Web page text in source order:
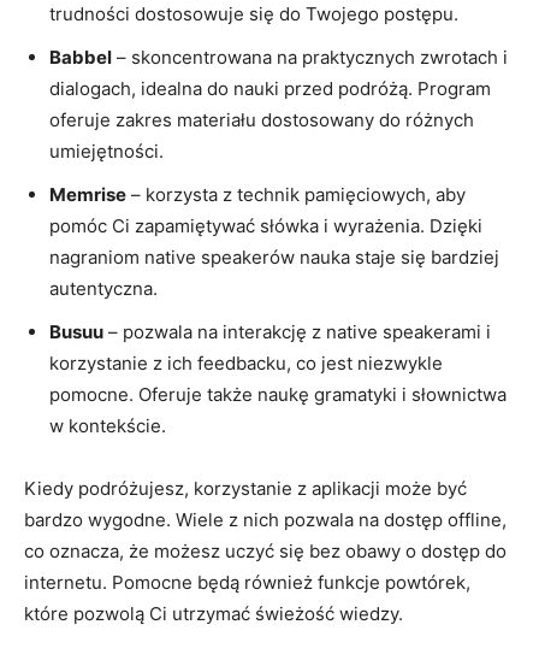
trudności dostosowuje się do Twojego postępu.
Babbel – ​skoncentrowana na praktycznych ⁣zwrotach i
dialogach, ⁢idealna do nauki przed⁢ podróżą. ​Program
oferuje zakres materiału ‌dostosowany ⁤do różnych
umiejętności.
Memrise –⁣ korzysta z technik pamięciowych, aby
pomóc Ci zapamiętywać słówka i wyrażenia.​ Dzięki
nagraniom native⁤ speakerów nauka staje się⁣ bardziej
autentyczna.
Busuu – pozwala ⁣na⁣ interakcję z native speakerami i
⁢korzystanie z ich feedbacku, co jest ⁢niezwykle
pomocne. Oferuje także naukę ​gramatyki i słownictwa
w kontekście.
Kiedy podróżujesz, korzystanie z aplikacji​ może być
‍bardzo wygodne. Wiele z nich pozwala na dostęp offline,
co‍ oznacza,⁤ że możesz uczyć się bez obawy o dostęp do
internetu. ‌Pomocne ‌będą⁢ również funkcje powtórek,
które pozwolą ‍Ci utrzymać świeżość wiedzy.